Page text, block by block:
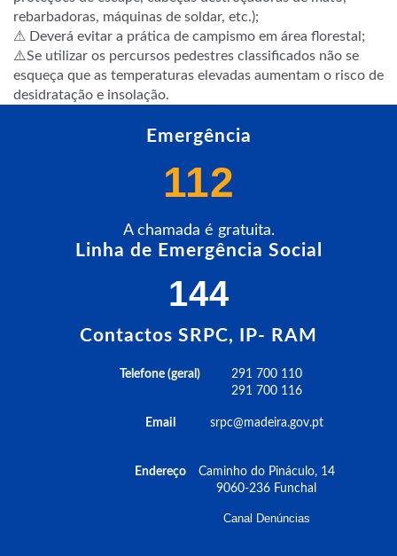
rebarbadoras, máquinas de soldar, etc.);
⚠ Deverá evitar a prática de campismo em área florestal;
⚠️Se utilizar os percursos pedestres classificados não se
esqueça que as temperaturas elevadas aumentam o risco de
desidratação e insolação.
Emergência
112
A chamada é gratuita.
Linha de Emergência Social
144
Contactos SRPC, IP- RAM
Telefone (geral)
Email
Endereço
291 700 110
291 700 116
srpc@madeira.gov.pt
Caminho do Pináculo, 14
9060-236 Funchal
Canal Denúncias